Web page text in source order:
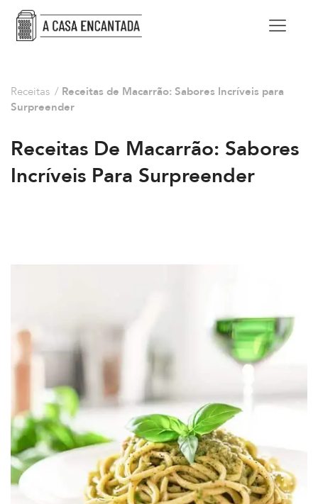
Receitas / Receitas de Macarrão: Sabores Incríveis para
Surpreender
Receitas De Macarrão: Sabores
Incríveis Para Surpreender